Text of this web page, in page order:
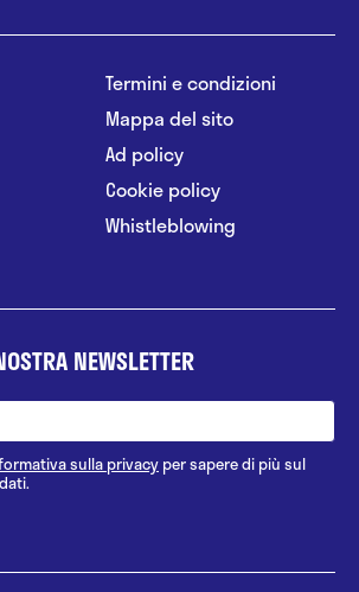
Termini e condizioni
Mappa del sito
Ad policy
Cookie policy
Whistleblowing
NEWSLETTER
sulla privacyper sapere di più sul